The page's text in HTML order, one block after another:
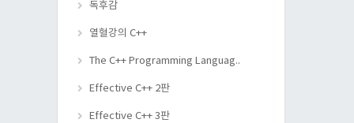
독후감
열혈강의 C++
The C++ Programming Languag..
Effective C++ 2판
Effective C++ 3판